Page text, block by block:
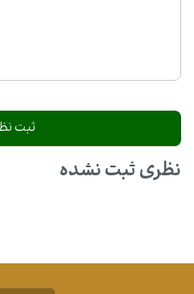
نظری ثبت نشده